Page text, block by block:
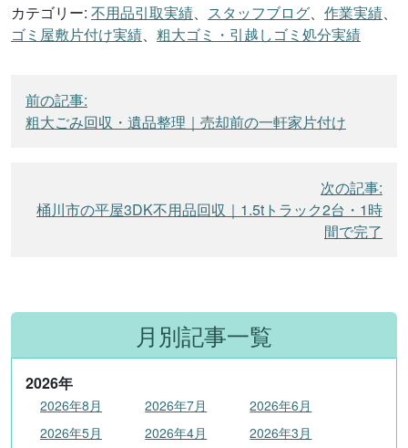
カテゴリー: 不用品引取実績、 スタッフブログ、 作業実績、
ゴミ屋敷片付け実績、 粗大ゴミ・引越しゴミ処分実績
投
稿
ン
前の記事:
粗大ごみ回収・遺品整理｜売却前の一軒家片付け
次の記事:
桶川市の平屋3DK不用品回収｜1.5tトラック2台・1時
間で完了
月別記事一覧
2026年
2026年8月 2026年7月
2026年6月
2026年5月
2026年4月
2026年3月